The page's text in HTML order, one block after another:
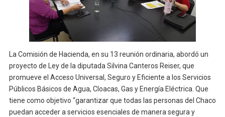
La Comisión de Hacienda, en su 13 reunión ordinaria, abordó un
proyecto de Ley de la diputada Silvina Canteros Reiser, que
promueve el Acceso Universal, Seguro y Eficiente a los Servicios
Públicos Básicos de Agua, Cloacas, Gas y Energía Eléctrica. Que
tiene como objetivo “garantizar que todas las personas del Chaco
puedan acceder a servicios esenciales de manera segura y